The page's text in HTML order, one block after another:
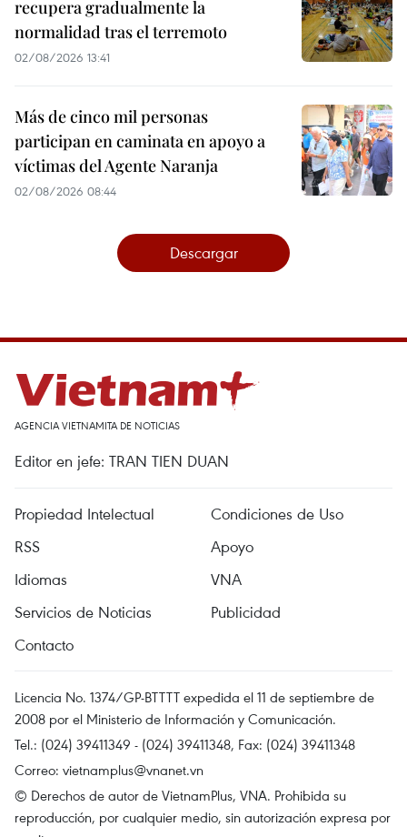
recupera gradualmente la
normalidad tras el terremoto
02/08/2026 13:41
Más de cinco mil personas
participan en caminata en apoyo a
víctimas del Agente Naranja
02/08/2026 08:44
Descargar
AGENCIA VIETNAMITA DE NOTICIAS
Editor en jefe: TRAN TIEN DUAN
Propiedad Intelectual
Condiciones de Uso
RSS
Apoyo
Idiomas
VNA
Servicios de Noticias
Publicidad
Contacto
Licencia No. 1374/GP-BTTTT expedida el 11 de septiembre de
2008 por el Ministerio de Información y Comunicación.
Tel.: (024) 39411349 - (024) 39411348, Fax: (024) 39411348
Correo: vietnamplus@vnanet.vn
© Derechos de autor de VietnamPlus, VNA. Prohibida su
reproducción, por cualquier medio, sin autorización expresa por